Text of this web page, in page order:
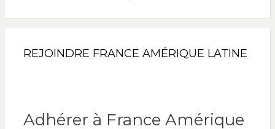
REJOINDRE FRANCE AMÉRIQUE LATINE
Adhérer à France Amérique